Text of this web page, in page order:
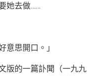
她去做……
意思開口。」
版的一篇訃聞（一九九